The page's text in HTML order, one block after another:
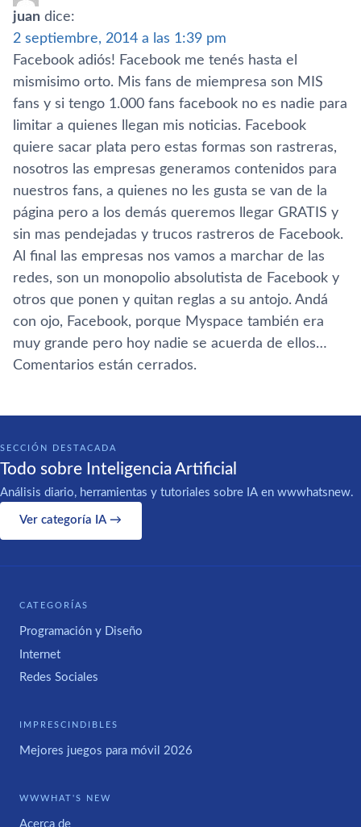
juan dice:
2 septiembre, 2014 a las 1:39 pm
Facebook adiós! Facebook me tenés hasta el
mismisimo orto. Mis fans de miempresa son MIS
fans y si tengo 1.000 fans facebook no es nadie para
limitar a quienes llegan mis noticias. Facebook
quiere sacar plata pero estas formas son rastreras,
nosotros las empresas generamos contenidos para
nuestros fans, a quienes no les gusta se van de la
página pero a los demás queremos llegar GRATIS y
sin mas pendejadas y trucos rastreros de Facebook.
Al final las empresas nos vamos a marchar de las
redes, son un monopolio absolutista de Facebook y
otros que ponen y quitan reglas a su antojo. Andá
con ojo, Facebook, porque Myspace también era
muy grande pero hoy nadie se acuerda de ellos…
Comentarios están cerrados.
SECCIÓN DESTACADA
Todo sobre Inteligencia Artificial
Análisis diario, herramientas y tutoriales sobre IA en wwwhatsnew.
Ver categoría IA →
CATEGORÍAS
Programación y Diseño
Internet
Redes Sociales
IMPRESCINDIBLES
Mejores juegos para móvil 2026
WWWHAT'S NEW
Acerca de